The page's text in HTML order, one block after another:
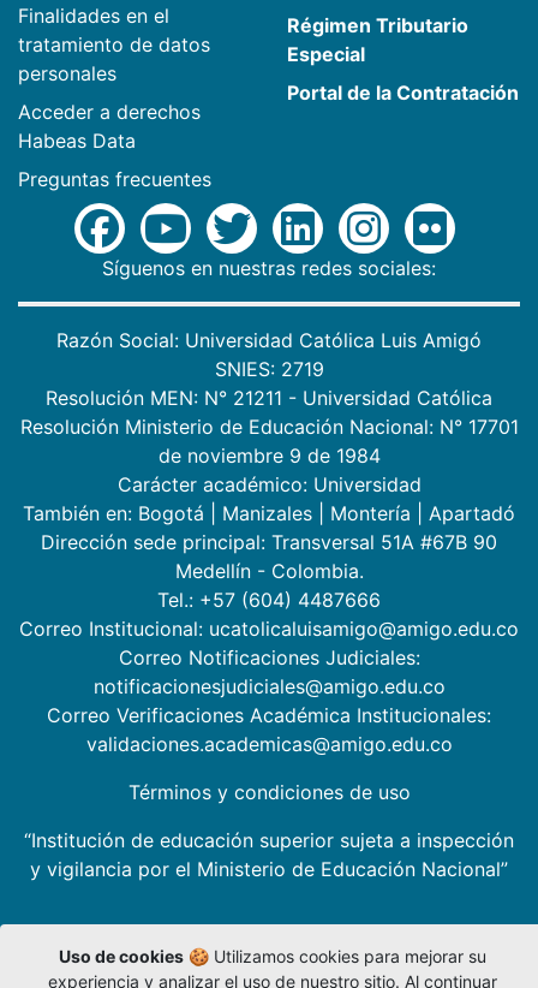
Finalidades en el
tratamiento de datos
personales
Acceder a derechos
Habeas Data
Preguntas frecuentes
Régimen Tributario
Especial
Portal de la Contratación
Síguenos en nuestras redes sociales:
Razón Social: Universidad Católica Luis Amigó
SNIES: 2719
Resolución MEN: N° 21211 - Universidad Católica
Resolución Ministerio de Educación Nacional: N° 17701
de noviembre 9 de 1984
Carácter académico: Universidad
También en: Bogotá Manizales Montería
Apartadó
Dirección sede principal: Transversal 51A #67B 90
Medellín - Colombia.
Tel.: +57 (604) 4487666
Correo Institucional: ucatolicaluisamigo@amigo.edu.co
Correo Notificaciones Judiciales:
notificacionesjudiciales@amigo.edu.co
Correo Verificaciones Académica Institucionales:
validaciones.academicas@amigo.edu.co
Términos y condiciones de uso
“Institución de educación superior sujeta a inspección
y vigilancia por el Ministerio de Educación Nacional”
Uso de cookies🍪 Utilizamos cookies para mejorar su
experiencia y analizar el uso de nuestro sitio. Al continuar